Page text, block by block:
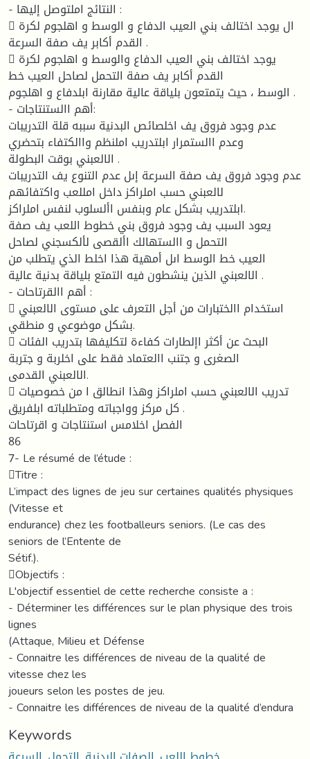
- النتائج املتوصل إليها :
 ال يوجد اختالف بني العيب الدفاع و الوسط و اهلجوم لكرة
القدم أكابر يف صفة السرعة .
 يوجد اختالف بني العيب الدفاع والوسط و اهلجوم لكرة
القدم أكابر يف صفة التحمل لصاحل العيب خط
الوسط ، حيث يتمتعون بلياقة عالية مقارنة ابلدفاع و اهلجوم .
- أهم االستنتاجات:
عدم وجود فروق يف اخلصائص البدنية سببه قلة التدريبات
وعدم االستمرار ابلتدريب املنظم واالكتفاء بتحضري
الالعبني بوقت البطولة .
عدم وجود فروق يف صفة السرعة إىل عدم التنوع يف التدريبات
لالعبني حسب املراكز داخل امللعب واكتفائهم
ابلتدريب بشكل عام وبنفس األسلوب لنفس املراكز.
يعود السبب يف وجود فروق بني خطوط اللعب يف صفة
التحمل و االستهالك األقصى لألكسجني لصاحل
العيب خط الوسط اىل أمهية هذا اخلط الذي يتطلب من
الالعبني الذين ينشطون فيه التمتع بلياقة بدنية عالية .
- أهم االقرتاحات :
 استخدام االختبارات من أجل التعرف على مستوى الالعبني
بشكل موضوعي و منطقي.
 البحث عن أكثر اإلطارات كفاءة لتكليفها بتدريب الفئات
الصغرى و جتنب االعتماد فقط على اخلربة و جتربة
الالعبني القدمى.
 تدريب الالعبني حسب املراكز وهذا انطالق ا من خصوصيات
كل مركز وواجباته ومتطلباته ابلفريق .
الفصل اخلامس استنتاجات و اقرتاحات
86
7- Le résumé de l’étude :
Titre :
L’impact des lignes de jeu sur certaines qualités physiques
(Vitesse et
endurance) chez les footballeurs seniors. (Le cas des
seniors de l’Entente de
Sétif.).
Objectifs :
L'objectif essentiel de cette recherche consiste a :
- Déterminer les différences sur le plan physique des trois
lignes
(Attaque, Milieu et Défense
- Connaitre les différences de niveau de la qualité de
vitesse chez les
joueurs selon les postes de jeu.
- Connaitre les différences de niveau de la qualité d’endura
Keywords